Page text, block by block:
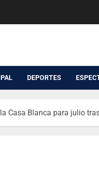
DEPORTES
Casa Blanca para julio